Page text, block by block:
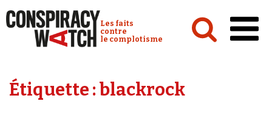
Conspiracy Watch :
Les faits
contre
le complotisme
Analyses
Étiquette :blackrock